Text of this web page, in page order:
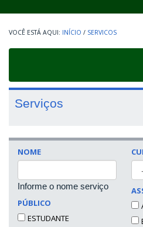
INÍCIO / SERVICOS
Serviços
NOME
Informe o nome serviço
PÚBLICO
ESTUDANTE